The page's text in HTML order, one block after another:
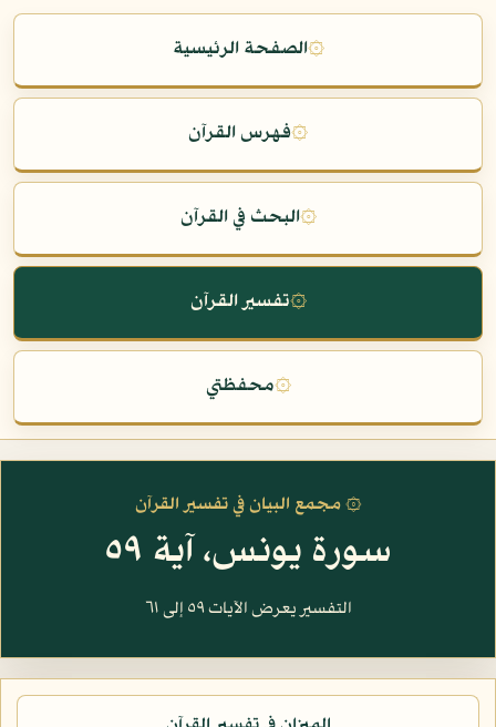
۞الصفحة الرئيسية
۞فهرس القرآن
۞البحث في القرآن
۞تفسير القرآن
۞محفظتي
۞ مجمع البيان في تفسير القرآن
سورة يونس، آية ٥٩
التفسير يعرض الآيات ٥٩ إلى ٦١